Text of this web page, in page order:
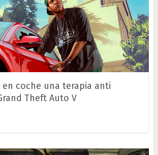
en coche una terapia anti
Theft Auto V